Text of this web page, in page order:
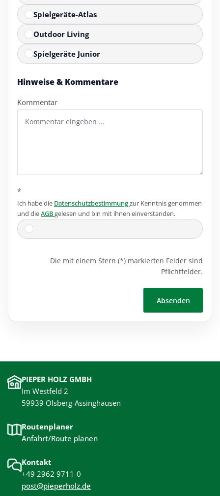
Spielgeräte-Atlas
Outdoor Living
Spielgeräte Junior
Hinweise & Kommentare
Kommentar
*
Ich habe die Datenschutzbestimmungzur Kenntnis genommen
und dieAGBgelesen und bin mit ihnen einverstanden.
Die mit einem Stern (*) markierten Felder sind
Pflichtfelder.
Absenden
PIEPER HOLZ GMBH
Im Westfeld 2
59939 Olsberg-Assinghausen
Routenplaner
Anfahrt/Route planen
Kontakt
+49 2962 9711-0
post@pieperholz.de